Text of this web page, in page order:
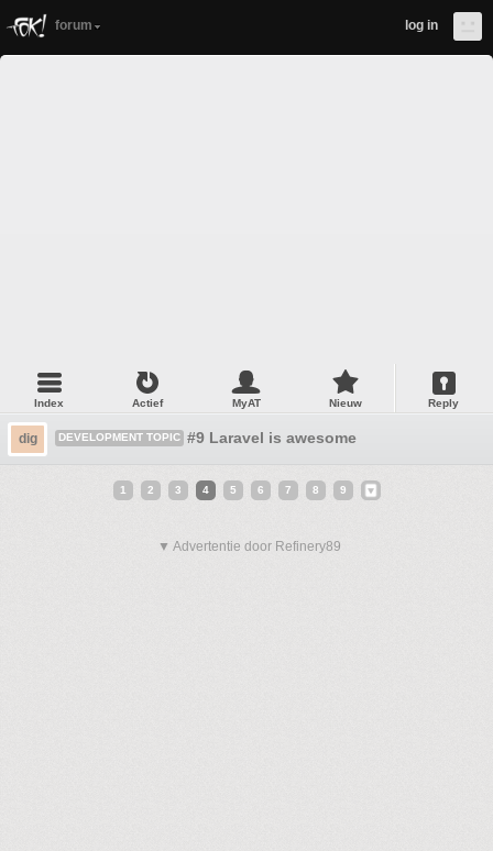
forum log in
Index Actief MyAT Nieuw Reply
dig DEVELOPMENT TOPIC #9 Laravel is awesome
1 2 3 4 5 6 7 8 9
▼ Advertentie door Refinery89